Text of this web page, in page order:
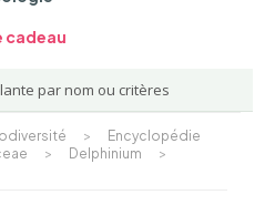
cadeau
par nom ou critères
>
Encyclopédie
> Delphinium
>